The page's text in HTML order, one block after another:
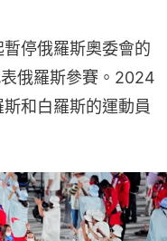
停俄羅斯奧委會的
俄羅斯參賽。2024
和白羅斯的運動員